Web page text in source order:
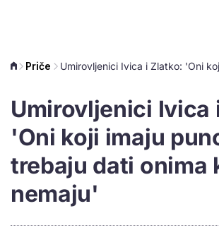
Priče
Umirovljenici Ivica
'Oni koji imaju
trebaju dati onima
nemaju'